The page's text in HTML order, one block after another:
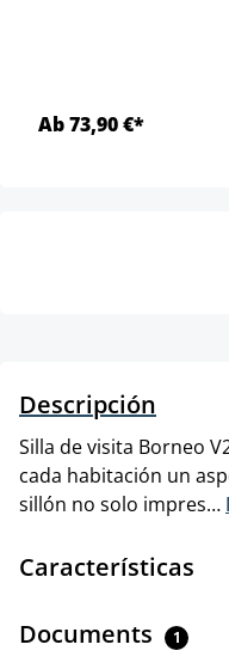
Ab 73,90 €*
Descripción
Silla de visita Borneo
cada habitación un
sillón no solo impres…
Características
Documents 1